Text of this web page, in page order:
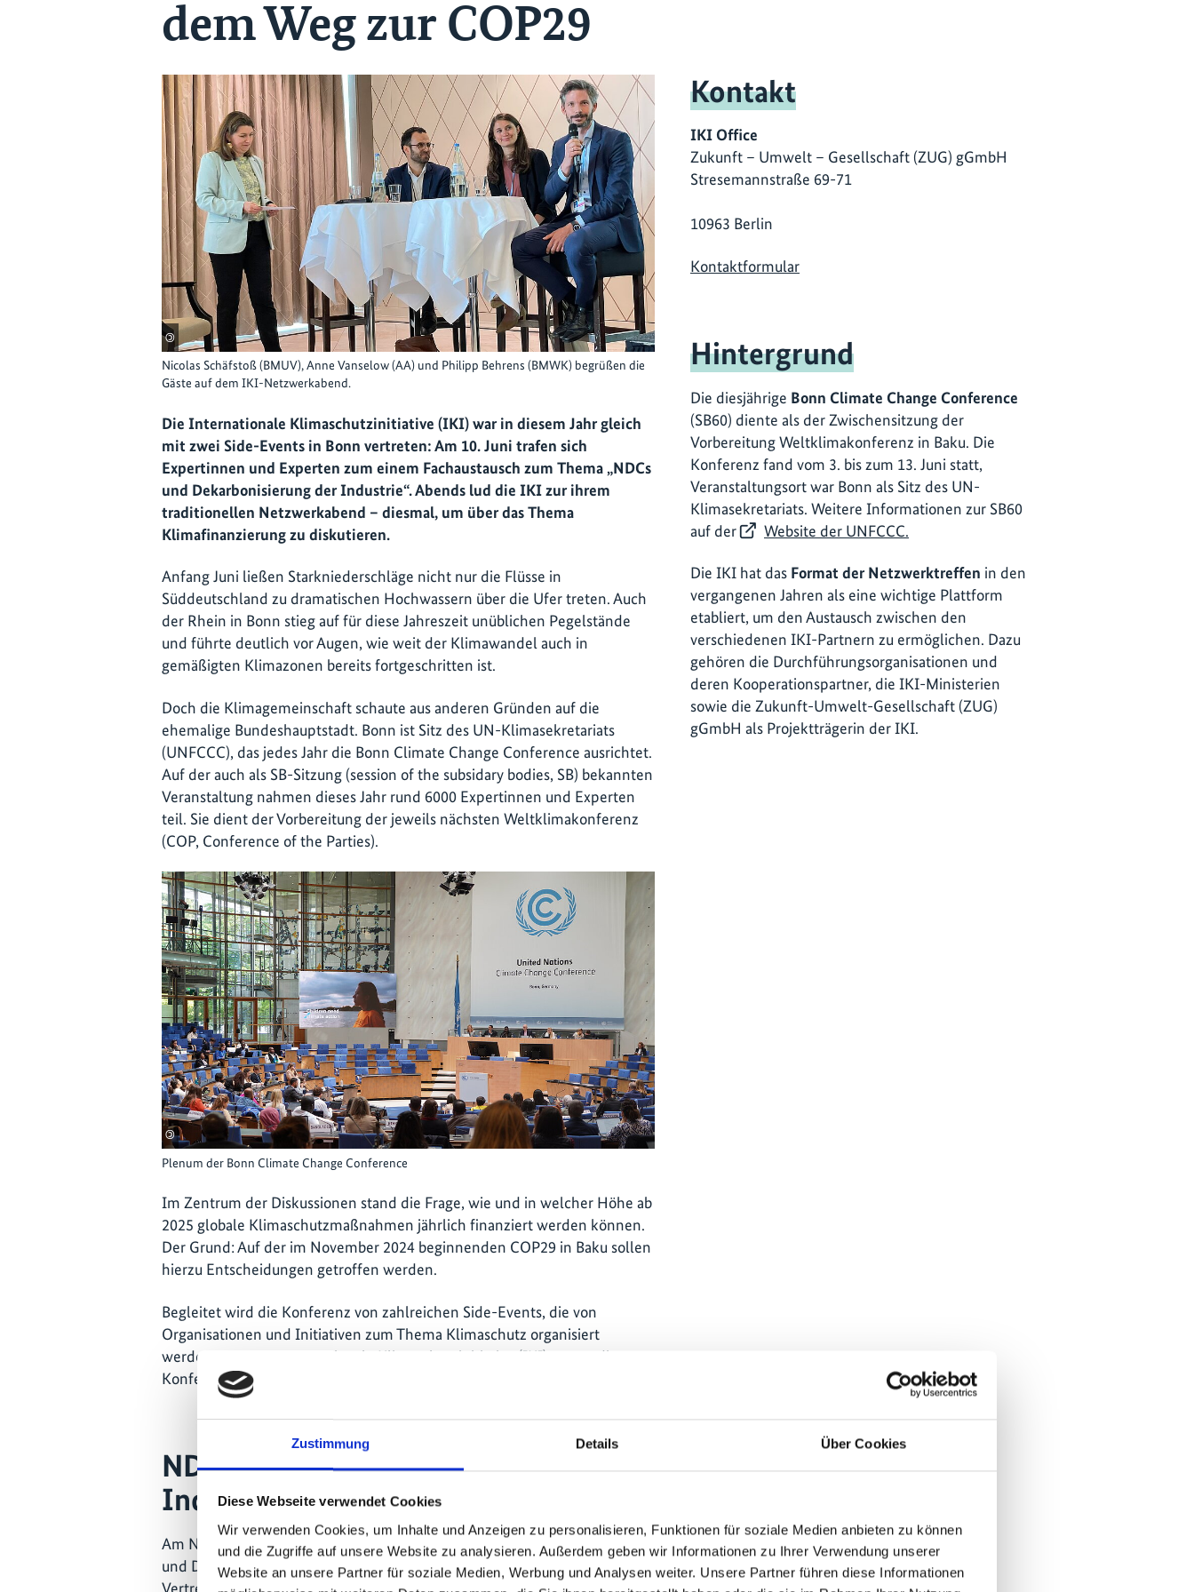
Zustimmung Details Über Cookies
Diese Webseite verwendet Cookies
Wir verwenden Cookies, um Inhalte und Anzeigen zu personalisieren, Funktionen für soziale Medien anbieten zu können
und die Zugriffe auf unsere Website zu analysieren. Außerdem geben wir Informationen zu Ihrer Verwendung unserer
Website an unsere Partner für soziale Medien, Werbung und Analysen weiter. Unsere Partner führen diese Informationen
dem Weg zur COP29
©
Nicolas Schäfstoß (BMUV), Anne Vanselow (AA) und Philipp Behrens (BMWK) begrüßen die
Gäste auf dem IKI-Netzwerkabend.
Die Internationale Klimaschutzinitiative (IKI) war in diesem Jahr gleich
mit zwei Side-Events in Bonn vertreten: Am 10. Juni trafen sich
Expertinnen und Experten zum einem Fachaustausch zum Thema „NDCs
und Dekarbonisierung der Industrie“. Abends lud die IKI zur ihrem
traditionellen Netzwerkabend – diesmal, um über das Thema
Klimafinanzierung zu diskutieren.
Anfang Juni ließen Starkniederschläge nicht nur die Flüsse in
Süddeutschland zu dramatischen Hochwassern über die Ufer treten. Auch
der Rhein in Bonn stieg auf für diese Jahreszeit unüblichen Pegelstände
und führte deutlich vor Augen, wie weit der Klimawandel auch in
gemäßigten Klimazonen bereits fortgeschritten ist.
Doch die Klimagemeinschaft schaute aus anderen Gründen auf die
ehemalige Bundeshauptstadt. Bonn ist Sitz des UN-Klimasekretariats
(UNFCCC), das jedes Jahr die Bonn Climate Change Conference ausrichtet.
Auf der auch als SB-Sitzung (session of the subsidary bodies, SB) bekannten
Veranstaltung nahmen dieses Jahr rund 6000 Expertinnen und Experten
teil. Sie dient der Vorbereitung der jeweils nächsten Weltklimakonferenz
(COP, Conference of the Parties).
©
Plenum der Bonn Climate Change Conference
Im Zentrum der Diskussionen stand die Frage, wie und in welcher Höhe ab
2025 globale Klimaschutzmaßnahmen jährlich finanziert werden können.
Der Grund: Auf der im November 2024 beginnenden COP29 in Baku sollen
hierzu Entscheidungen getroffen werden.
Begleitet wird die Konferenz von zahlreichen Side-Events, die von
Organisationen und Initiativen zum Thema Klimaschutz organisiert
werden. Auch die Internationale Klimaschutzinitiative (IKI) nutzte die
Konferenz in Bonn für zwei eigene Veranstaltungen am 10. Juni 2024.
NDCs und Dekarbonisierung der
Industrie
Am Nachmittag lud die IKI zu einem Fachaustausch zum Thema „NDCs
und Dekarbonisierung der Industrie“. Über 20 Teilnehmende, darunter
Vertreterinnen und Vertreter von IKI-Durchführungsorganisationen und
Kontakt
IKI Office
Zukunft – Umwelt – Gesellschaft (ZUG) gGmbH
Stresemannstraße 69-71
10963 Berlin
Kontaktformular
Hintergrund
Die diesjährige Bonn Climate Change Conference
(SB60) diente als der Zwischensitzung der
Vorbereitung Weltklimakonferenz in Baku. Die
Konferenz fand vom 3. bis zum 13. Juni statt,
Veranstaltungsort war Bonn als Sitz des UN-
Klimasekretariats. Weitere Informationen zur SB60
auf der
Website der UNFCCC.
Die IKI hat das Format der Netzwerktreffen in den
vergangenen Jahren als eine wichtige Plattform
etabliert, um den Austausch zwischen den
verschiedenen IKI-Partnern zu ermöglichen. Dazu
gehören die Durchführungsorganisationen und
deren Kooperationspartner, die IKI-Ministerien
sowie die Zukunft-Umwelt-Gesellschaft (ZUG)
gGmbH als Projektträgerin der IKI.